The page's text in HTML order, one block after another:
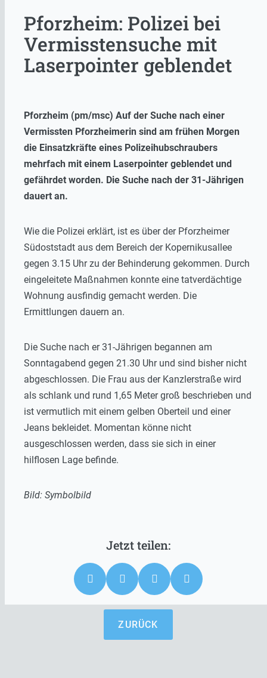
Pforzheim: Polizei bei
Vermisstensuche mit
Laserpointer geblendet
Pforzheim (pm/msc) Auf der Suche nach einer
Vermissten Pforzheimerin sind am frühen Morgen
die Einsatzkräfte eines Polizeihubschraubers
mehrfach mit einem Laserpointer geblendet und
gefährdet worden. Die Suche nach der 31-Jährigen
dauert an.
Wie die Polizei erklärt, ist es über der Pforzheimer
Südoststadt aus dem Bereich der Kopernikusallee
gegen 3.15 Uhr zu der Behinderung gekommen. Durch
eingeleitete Maßnahmen konnte eine tatverdächtige
Wohnung ausfindig gemacht werden. Die
Ermittlungen dauern an.
Die Suche nach er 31-Jährigen begannen am
Sonntagabend gegen 21.30 Uhr und sind bisher nicht
abgeschlossen. Die Frau aus der Kanzlerstraße wird
als schlank und rund 1,65 Meter groß beschrieben und
ist vermutlich mit einem gelben Oberteil und einer
Jeans bekleidet. Momentan könne nicht
ausgeschlossen werden, dass sie sich in einer
hilflosen Lage befinde.
Bild: Symbolbild
ZURÜCK